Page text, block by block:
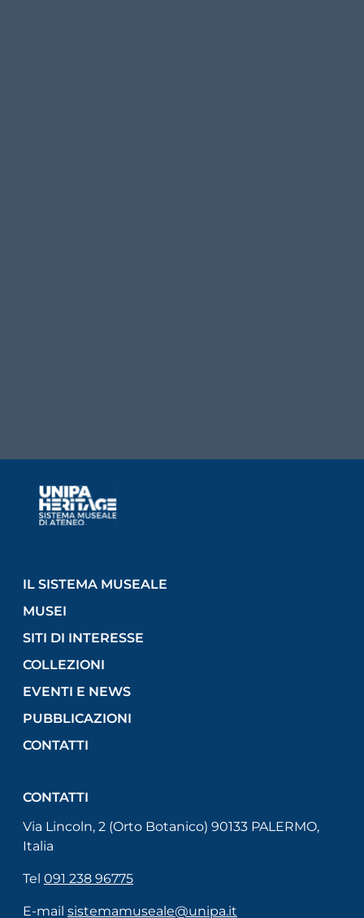
IL SISTEMA MUSEALE
MUSEI
SITI DI INTERESSE
COLLEZIONI
EVENTI E NEWS
PUBBLICAZIONI
CONTATTI
CONTATTI
Via Lincoln, 2 (Orto Botanico) 90133 PALERMO,
Italia
Tel 091 238 96775
E-mail sistemamuseale@unipa.it